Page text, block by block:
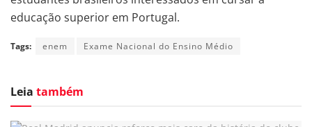
educação superior em Portugal.
Tags: enem Exame Nacional do Ensino Médio
Leia também